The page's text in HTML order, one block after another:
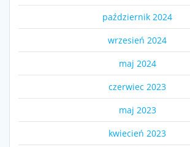
październik 2024
wrzesień 2024
maj 2024
czerwiec 2023
maj 2023
kwiecień 2023